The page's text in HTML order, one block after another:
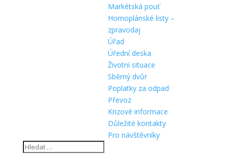
Markétská pouť
Hornoplánské listy –
zpravodaj
Úřad
Úřední deska
Životní situace
Sběrný dvůr
Poplatky za odpad
Převoz
Krizové informace
Důležité kontakty
Pro návštěvníky